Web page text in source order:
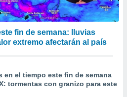
fin de semana: lluvias
extremo afectarán al país
en el tiempo este fin de semana
tormentas con granizo para este